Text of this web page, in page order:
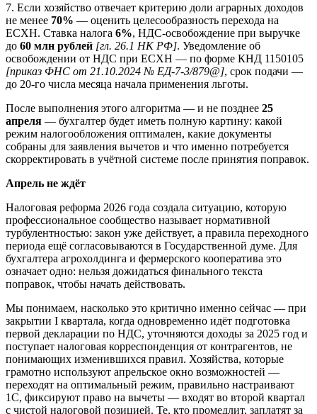
7. Если хозяйство отвечает критерию доли аграрных доходов
не менее 70% — оценить целесообразность перехода на
ЕСХН. Ставка налога 6%, НДС-освобождение при выручке
до 60 млн рублей [гл. 26.1 НК РФ]. Уведомление об
освобождении от НДС при ЕСХН — по форме КНД 1150105
[приказ ФНС от 21.10.2024 № ЕД-7-3/879@], срок подачи —
до 20-го числа месяца начала применения льготы.
После выполнения этого алгоритма — и не позднее 25
апреля — бухгалтер будет иметь полную картину: какой
режим налогообложения оптимален, какие документы
собраны для заявления вычетов и что именно потребуется
скорректировать в учётной системе после принятия поправок.
Апрель не ждёт
Налоговая реформа 2026 года создала ситуацию, которую
профессиональное сообщество называет нормативной
турбулентностью: закон уже действует, а правила переходного
периода ещё согласовываются в Государственной думе. Для
бухгалтера агрохолдинга и фермерского кооператива это
означает одно: нельзя дожидаться финального текста
поправок, чтобы начать действовать.
Мы понимаем, насколько это критично именно сейчас — при
закрытии I квартала, когда одновременно идёт подготовка
первой декларации по НДС, уточняются доходы за 2025 год и
поступает налоговая корреспонденция от контрагентов, не
понимающих изменившихся правил. Хозяйства, которые
грамотно используют апрельское окно возможностей —
переходят на оптимальный режим, правильно настраивают
1С, фиксируют право на вычеты — входят во второй квартал
с чистой налоговой позицией. Те, кто промедлит, заплатят за